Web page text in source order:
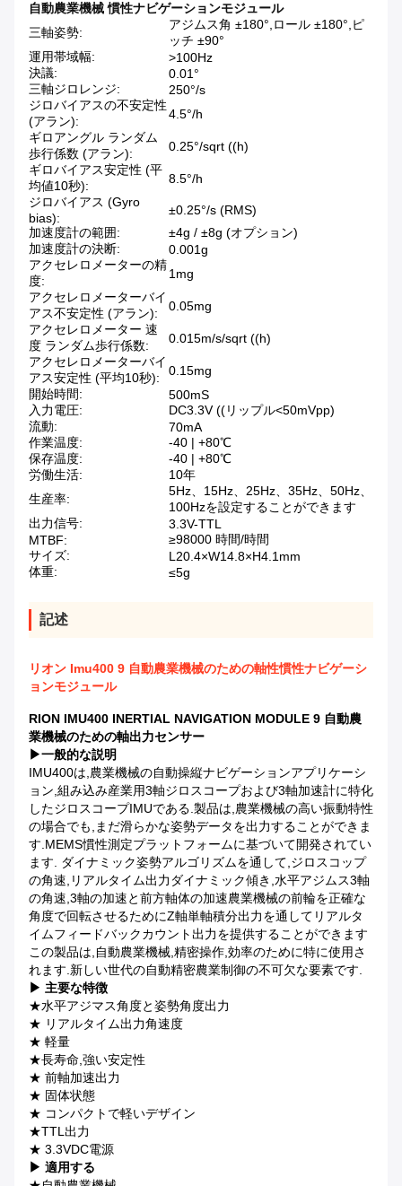
自動農業機械 慣性ナビゲーションモジュール
三軸姿勢:
アジムス角 ±180°,ロール ±180°,ピ
ッチ ±90°
運用帯域幅:
>100Hz
決議:
0.01°
三軸ジロレンジ:
250°/s
ジロバイアスの不安定性
(アラン):
4.5°/h
ギロアングル ランダム
歩行係数 (アラン):
0.25°/sqrt ((h)
ギロバイアス安定性 (平
均値10秒):
8.5°/h
ジロバイアス (Gyro
bias):
±0.25°/s (RMS)
加速度計の範囲:
±4g / ±8g (オプション)
加速度計の決断:
0.001g
アクセレロメーターの精
度:
1mg
アクセレロメーターバイ
アス不安定性 (アラン):
0.05mg
アクセレロメーター 速
度 ランダム歩行係数:
0.015m/s/sqrt ((h)
アクセレロメーターバイ
アス安定性 (平均10秒):
0.15mg
開始時間:
500mS
入力電圧:
DC3.3V ((リップル<50mVpp)
流動:
70mA
作業温度:
-40 | +80℃
保存温度:
-40 | +80℃
労働生活:
10年
生産率:
5Hz、15Hz、25Hz、35Hz、50Hz、
100Hzを設定することができます
出力信号:
3.3V-TTL
MTBF:
≥98000 時間/時間
サイズ:
L20.4×W14.8×H4.1mm
体重:
≤5g
記述
リオン Imu400 9 自動農業機械のための軸性慣性ナビゲーシ
ョンモジュール
RION IMU400 INERTIAL NAVIGATION MODULE 9 自動農
業機械のための軸出力センサー
▶一般的な説明
IMU400は,農業機械の自動操縦ナビゲーションアプリケーシ
ョン,組み込み産業用3軸ジロスコープおよび3軸加速計に特化
したジロスコープIMUである.製品は,農業機械の高い振動特性
の場合でも,まだ滑らかな姿勢データを出力することができま
す.MEMS慣性測定プラットフォームに基づいて開発されてい
ます. ダイナミック姿勢アルゴリズムを通して,ジロスコップ
の角速,リアルタイム出力ダイナミック傾き,水平アジムス3軸
の角速,3軸の加速と前方軸体の加速農業機械の前輪を正確な
角度で回転させるためにZ軸単軸積分出力を通してリアルタ
イムフィードバックカウント出力を提供することができます
この製品は,自動農業機械,精密操作,効率のために特に使用さ
れます.新しい世代の自動精密農業制御の不可欠な要素です.
▶ 主要な特徴
★水平アジマス角度と姿勢角度出力
★ リアルタイム出力角速度
★ 軽量
★長寿命,強い安定性
★ 前軸加速出力
★ 固体状態
★ コンパクトで軽いデザイン
★TTL出力
★ 3.3VDC電源
▶ 適用する